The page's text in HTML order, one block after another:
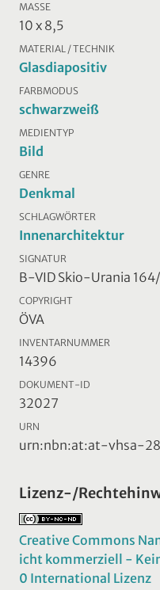
MASSE
10 x 8,5
MATERIAL / TECHNIK
Glasdiapositiv
FARBMODUS
schwarzweiß
MEDIENTYP
Bild
GENRE
Denkmal
SCHLAGWÖRTER
Innenarchitektur
SIGNATUR
B-VID Skio-Urania 164/
COPYRIGHT
ÖVA
INVENTARNUMMER
14396
DOKUMENT-ID
32027
URN
urn:nbn:at:at-vhsa-
Lizenz-/
Creative Commons
icht kommerziell -
0 International Lizenz